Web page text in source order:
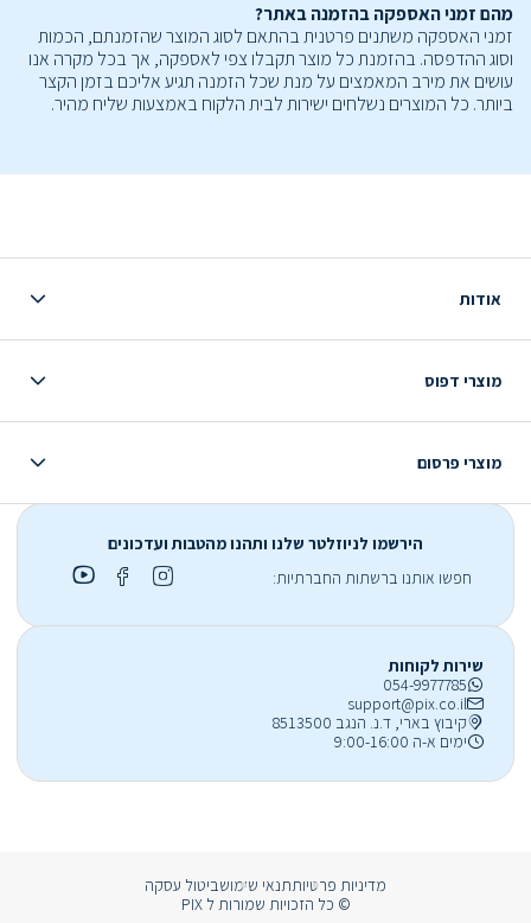
מהם זמני האספקה בהזמנה באתר?
זמני האספקה משתנים פרטנית בהתאם לסוג המוצר שהזמנתם, הכמות
וסוג ההדפסה. בהזמנת כל מוצר תקבלו צפי לאספקה, אך בכל מקרה אנו
עושים את מירב המאמצים על מנת שכל הזמנה תגיע אליכם בזמן הקצר
ביותר. כל המוצרים נשלחים ישירות לבית הלקוח באמצעות שליח מהיר.
אודות
מוצרי דפוס
מוצרי פרסום
הירשמו לניוזלטר שלנו ותהנו מהטבות ועדכונים
חפשו אותנו ברשתות החברתיות:
שירות לקוחות
054-9977785
support@pix.co.il
קיבוץ בארי, ד.נ. הנגב 8513500
ימים א-ה 9:00-16:00
© כל הזכויות שמורות ל PIX
מדיניות פרטיותתנאי שימושביטול עסקה